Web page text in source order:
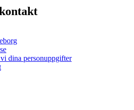
dina personuppgifter